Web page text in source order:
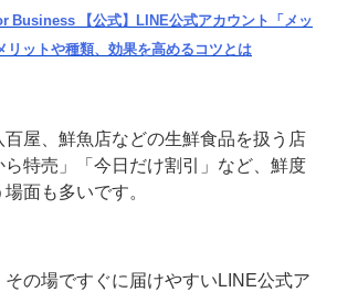
Business 【公式】LINE公式アカウント「メッ
リットや種類、効果を高めるコツとは
屋、鮮魚店などの生鮮食品を扱う店
特売」「今日だけ割引」など、鮮度
面も多いです。
その場ですぐに届けやすいLINE公式ア